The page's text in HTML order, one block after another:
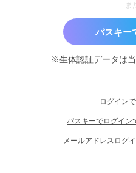
ま
パスキー
※生体認証データは
ログイン
パスキーでログイン
メールアドレスログ